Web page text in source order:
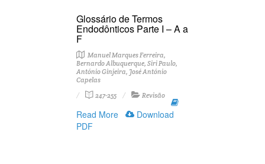
Glossário de Termos
Endodônticos Parte I – A a
F
Manuel Marques Ferreira,
Bernardo Albuquerque, Siri Paulo,
António Ginjeira, José António
Capelas
247-255
Revisão
Read More
Download
PDF